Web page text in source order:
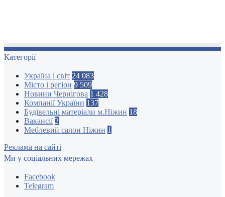
Категорії
Україна і світ 24 083
Місто і регіон 9 509
Новини Чернігова 1 428
Компанії України 137
Будівельні матеріали м.Ніжин 18
Вакансії 2
Меблевий салон Ніжин 1
Реклама на сайті
Ми у соціальних мережах
Facebook
Telegram